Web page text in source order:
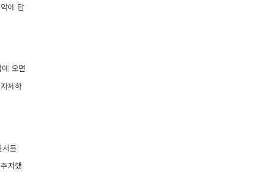
에 담
오면
제하
를
저했